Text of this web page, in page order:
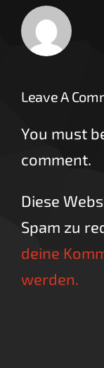
Leave A
You must
comment.
Diese
Spam zu
deine
werden.